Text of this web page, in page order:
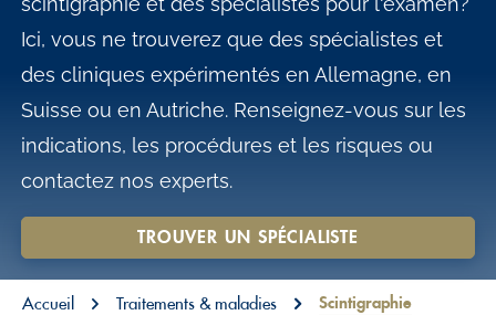
Ici, vous ne trouverez que des spécialistes et
des cliniques expérimentés en Allemagne, en
Suisse ou en Autriche. Renseignez-vous sur les
indications, les procédures et les risques ou
contactez nos experts.
TROUVER UN SPÉCIALISTE
You are here:
Accueil Traitements & maladies Scintigraphie